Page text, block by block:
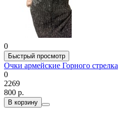
0
Быстрый просмотр
Очки армейские Горного стрелка
0
2269
800 р.
В корзину